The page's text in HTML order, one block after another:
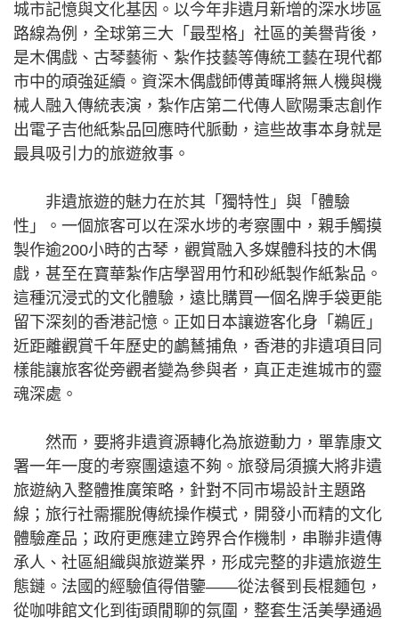
城市記憶與文化基因。以今年非遺月新增的深水埗區
路線為例，全球第三大「最型格」社區的美譽背後，
是木偶戲、古琴藝術、紮作技藝等傳統工藝在現代都
市中的頑強延續。資深木偶戲師傅黃暉將無人機與機
械人融入傳統表演，紮作店第二代傳人歐陽秉志創作
出電子吉他紙紮品回應時代脈動，這些故事本身就是
最具吸引力的旅遊敘事。
非遺旅遊的魅力在於其「獨特性」與「體驗
性」。一個旅客可以在深水埗的考察團中，親手觸摸
製作逾200小時的古琴，觀賞融入多媒體科技的木偶
戲，甚至在寶華紮作店學習用竹和砂紙製作紙紮品。
這種沉浸式的文化體驗，遠比購買一個名牌手袋更能
留下深刻的香港記憶。正如日本讓遊客化身「鵜匠」
近距離觀賞千年歷史的鸕鶿捕魚，香港的非遺項目同
樣能讓旅客從旁觀者變為參與者，真正走進城市的靈
魂深處。
然而，要將非遺資源轉化為旅遊動力，單靠康文
署一年一度的考察團遠遠不夠。旅發局須擴大將非遺
旅遊納入整體推廣策略，針對不同市場設計主題路
線；旅行社需擺脫傳統操作模式，開發小而精的文化
體驗產品；政府更應建立跨界合作機制，串聯非遺傳
承人、社區組織與旅遊業界，形成完整的非遺旅遊生
態鏈。法國的經驗值得借鑒——從法餐到長棍麵包，
從咖啡館文化到街頭閒聊的氛圍，整套生活美學通過